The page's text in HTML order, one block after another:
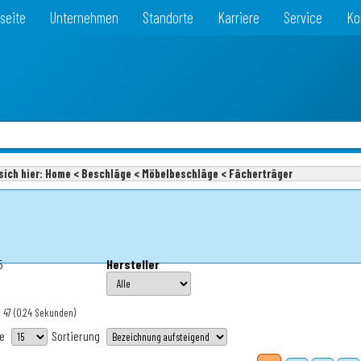
Unternehmen Standorte Karriere Service
hier: Home < Beschläge < Möbelbeschläge < Fächerträger
Hersteller
(0,24 Sekunden)
Sortierung